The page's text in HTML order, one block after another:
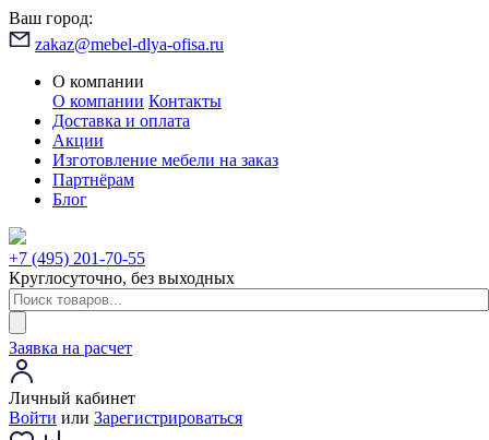
Ваш город:
zakaz@mebel-dlya-ofisa.ru
О компании
О компании Контакты
Доставка и оплата
Акции
Изготовление мебели на заказ
Партнёрам
Блог
+7 (495) 201-70-55
Круглосуточно, без выходных
Заявка на расчет
Личный кабинет
Войти или Зарегистрироваться